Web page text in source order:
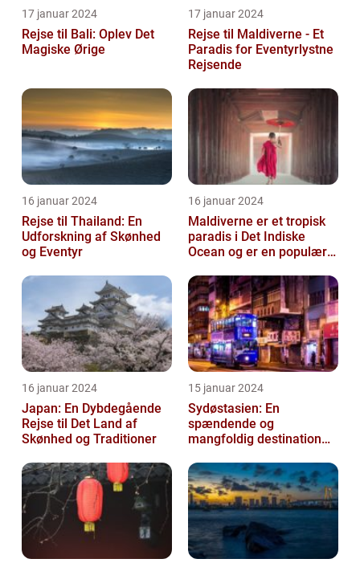
17 januar 2024
Rejse til Bali: Oplev Det
Magiske Ørige
17 januar 2024
Rejse til Maldiverne - Et
Paradis for Eventyrlystne
Rejsende
16 januar 2024
Rejse til Thailand: En
Udforskning af Skønhed
og Eventyr
16 januar 2024
Maldiverne er et tropisk
paradis i Det Indiske
Ocean og er en populær
og ev...
16 januar 2024
Japan: En Dybdegående
Rejse til Det Land af
Skønhed og Traditioner
15 januar 2024
Sydøstasien: En
spændende og
mangfoldig destination
rejsende